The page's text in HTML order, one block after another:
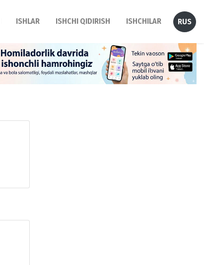
ISHLAR ISHCHI QIDIRISH ISHCHILAR RUS